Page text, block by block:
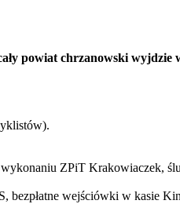
powiat chrzanowski wyjdzie
ZPiT Krakowiaczek,
bezpłatne wejściówki w kasie